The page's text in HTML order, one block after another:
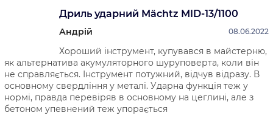
Дриль ударний Mächtz MID-13/1100
Андрій 08.06.2022
Хороший інструмент, купувався в майстерню,
як альтернатива акумуляторного шуруповерта, коли він
не справляється. Інструмент потужний, відчув відразу. В
основному свердління у металі. Ударна функція теж у
нормі, правда перевіряв в основному на цеглині, але з
бетоном упевнений теж упорається